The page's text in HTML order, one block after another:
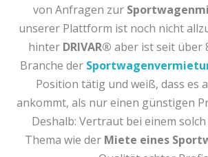
von Anfragen zur
unserer Plattform ist noch nicht
hinter DRIVAR® aber ist seit über
Branche der
Position tätig und weiß, dass es
ankommt, als nur einen günstigen
Deshalb: Vertraut bei einem
Thema wie der Miete eines